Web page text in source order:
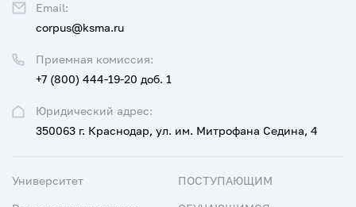
Юридический адрес:
350063 г. Краснодар, ул. им. Митрофана Седина, 4
Приемная комиссия:
+7 (800) 444-19-20 доб. 1
Email:
corpus@ksma.ru
Университет ПОСТУПАЮЩИМ